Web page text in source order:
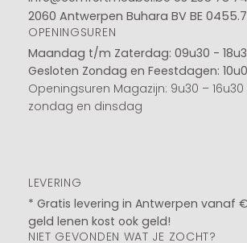
2060 Antwerpen Buhara BV BE
OPENINGSUREN
Maandag t/m Zaterdag: 09u30 -
Gesloten Zondag en Feestdagen:
Openingsuren Magazijn: 9u30 –
zondag en dinsdag
LEVERING
* Gratis levering in Antwerpen vanaf
geld lenen kost ook geld!
NIET GEVONDEN WAT JE ZOCHT?